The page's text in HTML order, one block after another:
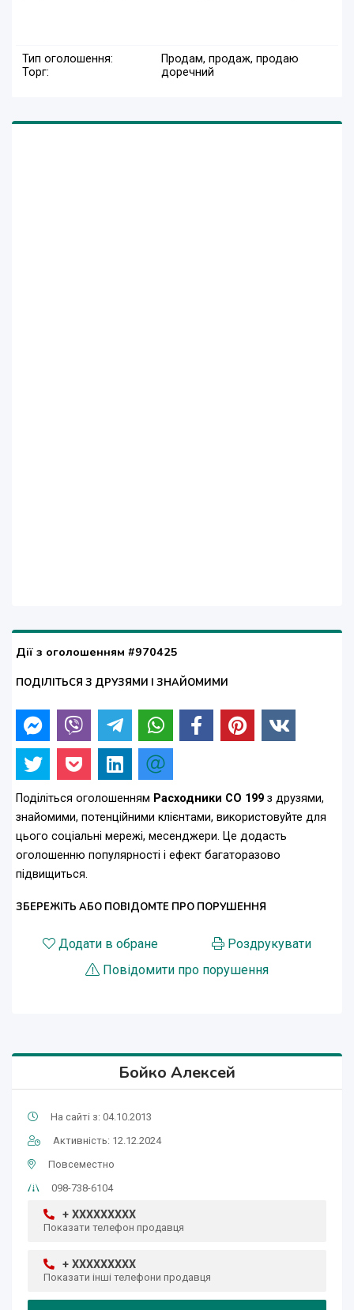
Тип оголошення:
Продам, продаж, продаю
Торг:
доречний
Дії з оголошенням #970425
ПОДІЛІТЬСЯ З ДРУЗЯМИ І ЗНАЙОМИМИ
Поділіться оголошенням Расходники СО 199 з друзями,
знайомими, потенційними клієнтами, використовуйте для
цього соціальні мережі, месенджери. Це додасть
оголошенню популярності і ефект багаторазово
підвищиться.
ЗБЕРЕЖІТЬ АБО ПОВІДОМТЕ ПРО ПОРУШЕННЯ
Додати в обране
Роздрукувати
Повідомити про порушення
Бойко Алексей
На сайті з: 04.10.2013
Активність: 12.12.2024
Повсеместно
098-738-6104
+ XXXXXXXXX
Показати телефон продавця
+ XXXXXXXXX
Показати інші телефони продавця